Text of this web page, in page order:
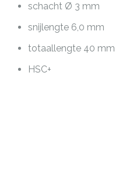
schacht Ø 3 mm
snijlengte 6,0 mm
totaallengte 40 mm
HSC+